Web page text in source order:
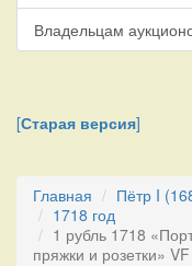
Владельцам
[Старая версия]
Главная Пётр I
1718 год
1 рубль 1718
пряжки и розетки» VF